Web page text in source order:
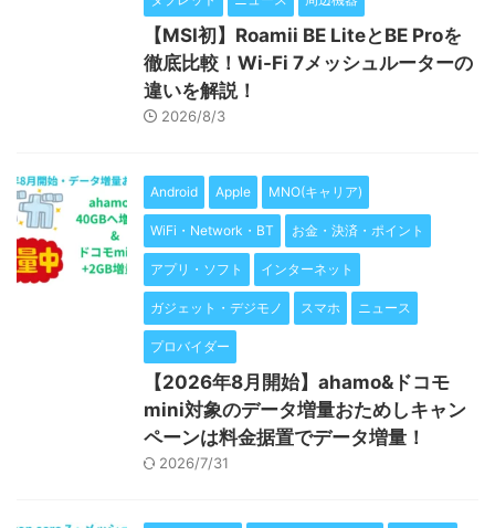
【MSI初】Roamii BE LiteとBE Proを
徹底比較！Wi-Fi 7メッシュルーターの
違いを解説！
2026/8/3
Android Apple MNO(キャリア)
WiFi・Network・BT お金・決済・ポイント
アプリ・ソフト インターネット
ガジェット・デジモノ スマホ ニュース
プロバイダー
【2026年8月開始】ahamo&ドコモ
mini対象のデータ増量おためしキャン
ペーンは料金据置でデータ増量！
2026/7/31